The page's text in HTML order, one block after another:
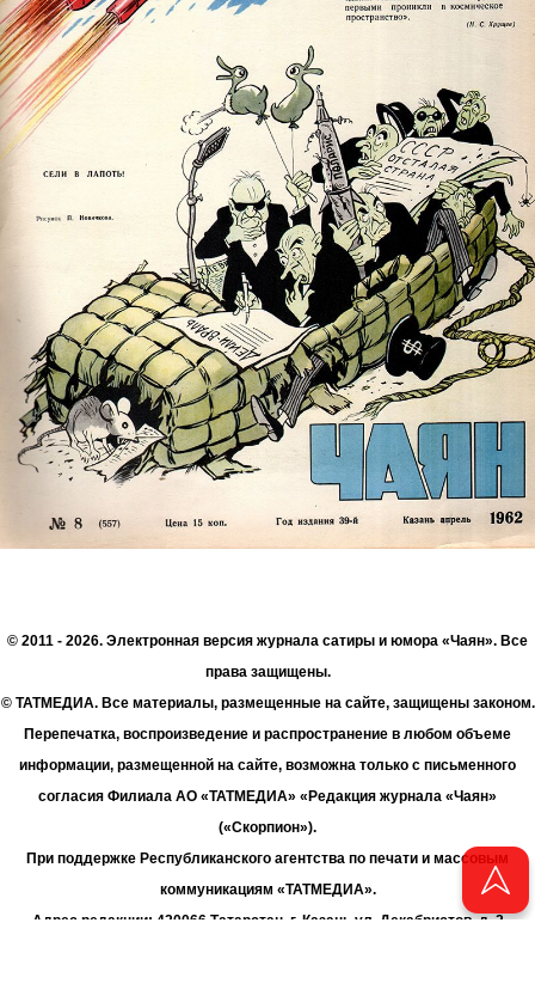
© 2011 - 2026. Электронная версия журнала сатиры и юмора «Чаян». Все
права защищены.
© ТАТМЕДИА. Все материалы, размещенные на сайте, защищены законом.
Перепечатка, воспроизведение и распространение в любом объеме
информации, размещенной на сайте, возможна только с письменного
согласия Филиала АО «ТАТМЕДИА» «Редакция журнала «Чаян»
(«Скорпион»).
При поддержке Республиканского агентства по печати и массовым
коммуникациям «ТАТМЕДИА».
Адрес редакции: 420066 Татарстан, г. Казань ул. Декабристов, д. 2